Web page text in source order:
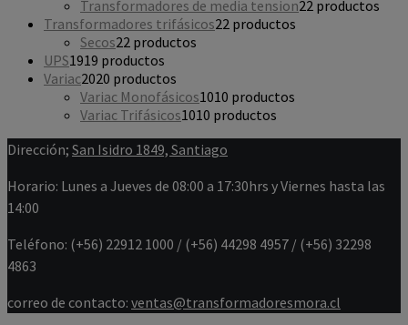
Transformadores de media tension22 productos
Transformadores trifásicos22 productos
Secos22 productos
UPS1919 productos
Variac2020 productos
Variac Monofásicos1010 productos
Variac Trifásicos1010 productos
Dirección; San Isidro 1849, Santiago
Horario: Lunes a Jueves de 08:00 a 17:30hrs y Viernes hasta las
14:00
Teléfono: (+56) 22912 1000 / (+56) 44298 4957 / (+56) 32298
4863
correo de contacto: ventas@transformadoresmora.cl